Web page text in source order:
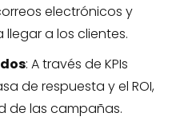
electrónicos y
a los clientes.
: A través de KPIs
de respuesta y el ROI,
de las campañas.